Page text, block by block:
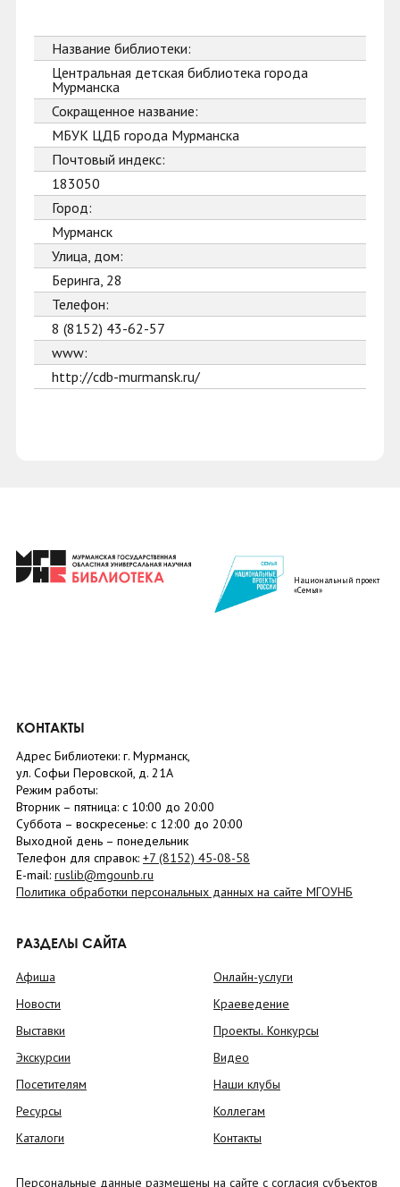
Название библиотеки:
Центральная детская библиотека города
Мурманска
Сокращенное название:
МБУК ЦДБ города Мурманска
Почтовый индекс:
183050
Город:
Мурманск
Улица, дом:
Беринга, 28
Телефон:
8 (8152) 43-62-57
www:
http://cdb-murmansk.ru/
Национальный проект
«Семья»
КОНТАКТЫ
Адрес Библиотеки: г. Мурманск,
ул. Софьи Перовской, д. 21А
Режим работы:
Вторник – пятница: с 10:00 до 20:00
Суббота – воскресенье: c 12:00 до 20:00
Выходной день – понедельник
Телефон для справок: +7 (8152) 45-08-58
E-mail: ruslib@mgounb.ru
Политика обработки персональных данных на сайте МГОУНБ
РАЗДЕЛЫ САЙТА
Афиша
Новости
Выставки
Экскурсии
Посетителям
Ресурсы
Каталоги
Онлайн-услуги
Краеведение
Проекты. Конкурсы
Видео
Наши клубы
Коллегам
Контакты
Персональные данные размещены на сайте с согласия субъектов